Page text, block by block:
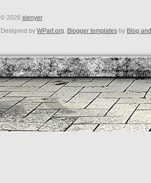
© 2026 xlenyer
Designed by WPart.org, Blogger templates by Blog